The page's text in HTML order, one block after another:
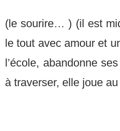
(le sourire… ) (il est
le tout avec amour et
l’école, abandonne
à traverser, elle joue